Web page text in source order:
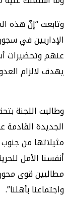
وتابعت “إنّ هذه
الإداريين في
عنهم وتحضيرات
يهدف لالزام
وطالبت اللجنة
الجديدة
مثيلاتها من
أنفسنا الأمل
مطالبين قوى
واجتماعنا بأهلنا”.